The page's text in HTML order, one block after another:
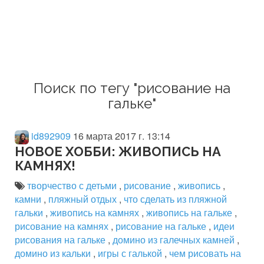
Поиск по тегу "рисование на
гальке"
id892909 16 марта 2017 г. 13:14
НОВОЕ ХОББИ: ЖИВОПИСЬ НА
КАМНЯХ!
творчество с детьми , рисование , живопись ,
камни , пляжный отдых , что сделать из пляжной
гальки , живопись на камнях , живопись на гальке ,
рисование на камнях , рисование на гальке , идеи
рисования на гальке , домино из галечных камней ,
домино из кальки , игры с галькой , чем рисовать на